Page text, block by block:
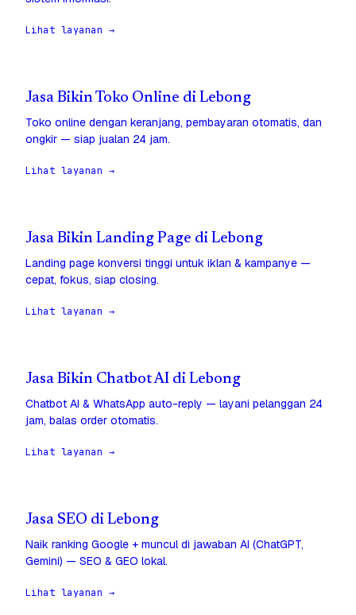
Lihat layanan →
Jasa Bikin Toko Online di Lebong
Toko online dengan keranjang, pembayaran otomatis, dan
ongkir — siap jualan 24 jam.
Lihat layanan →
Jasa Bikin Landing Page di Lebong
Landing page konversi tinggi untuk iklan & kampanye —
cepat, fokus, siap closing.
Lihat layanan →
Jasa Bikin Chatbot AI di Lebong
Chatbot AI & WhatsApp auto-reply — layani pelanggan 24
jam, balas order otomatis.
Lihat layanan →
Jasa SEO di Lebong
Naik ranking Google + muncul di jawaban AI (ChatGPT,
Gemini) — SEO & GEO lokal.
Lihat layanan →